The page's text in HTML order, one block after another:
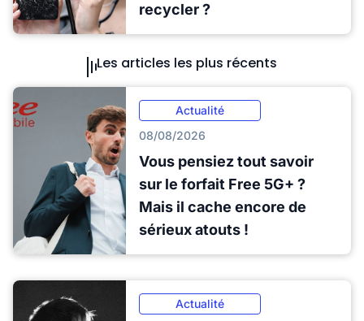
recycler ?
Les articles les plus récents
Actualité
08/08/2026
Vous pensiez tout savoir
sur le forfait Free 5G+ ?
Mais il cache encore de
sérieux atouts !
Actualité